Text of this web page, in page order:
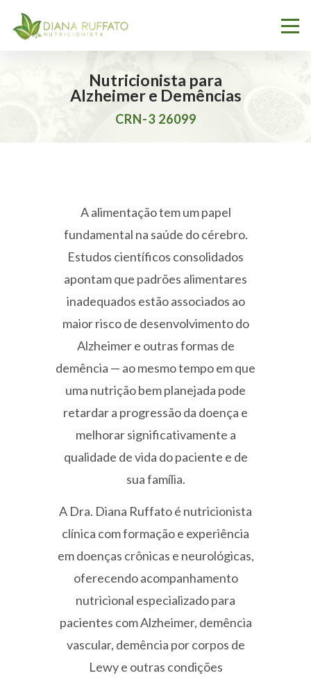
Nutricionista para
Alzheimer e Demências
CRN-3 26099
A alimentação tem um papel
fundamental na saúde do cérebro.
Estudos científicos consolidados
apontam que padrões alimentares
inadequados estão associados ao
maior risco de desenvolvimento do
Alzheimer e outras formas de
demência — ao mesmo tempo em que
uma nutrição bem planejada pode
retardar a progressão da doença e
melhorar significativamente a
qualidade de vida do paciente e de
sua família.
A Dra. Diana Ruffato é nutricionista
clínica com formação e experiência
em doenças crônicas e neurológicas,
oferecendo acompanhamento
nutricional especializado para
pacientes com Alzheimer, demência
vascular, demência por corpos de
Lewy e outras condições